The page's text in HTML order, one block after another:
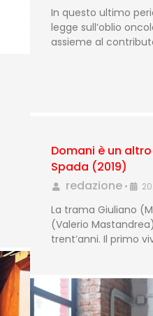
In questo ultimo
legge sull’oblio
assieme al
Domani è un
Spada (2019)
redazione •
La trama Giuliano
(Valerio
trent’anni. Il primo